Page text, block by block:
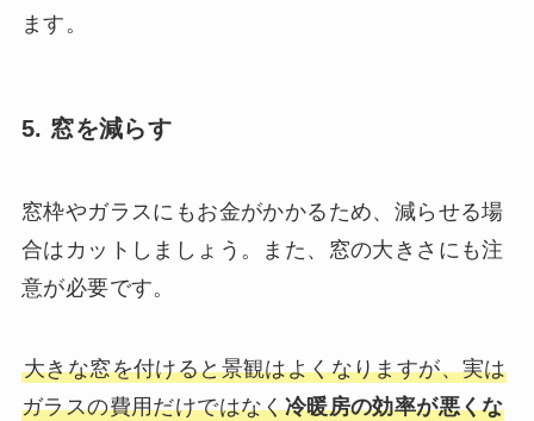
ます。
5. 窓を減らす
窓枠やガラスにもお金がかかるため、減らせる場
合はカットしましょう。また、窓の大きさにも注
意が必要です。
大きな窓を付けると景観はよくなりますが、実は
ガラスの費用だけではなく冷暖房の効率が悪くな